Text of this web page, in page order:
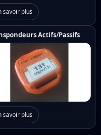
savoir plus
Actifs/Passifs
savoir plus